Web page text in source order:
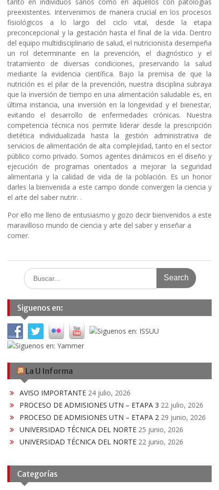
preexistentes. Intervenimos de manera crucial en los procesos
fisiológicos a lo largo del ciclo vital, desde la etapa
preconcepcional y la gestación hasta el final de la vida. Dentro
del equipo multidisciplinario de salud, el nutricionista desempeña
un rol determinante en la prevención, el diagnóstico y el
tratamiento de diversas condiciones, preservando la salud
mediante la evidencia científica. Bajo la premisa de que la
nutrición es el pilar de la prevención, nuestra disciplina subraya
que la inversión de tiempo en una alimentación saludable es, en
última instancia, una inversión en la longevidad y el bienestar,
evitando el desarrollo de enfermedades crónicas. Nuestra
competencia técnica nos permite liderar desde la prescripción
dietética individualizada hasta la gestión administrativa de
servicios de alimentación de alta complejidad, tanto en el sector
público como privado. Somos agentes dinámicos en el diseño y
ejecución de programas orientados a mejorar la seguridad
alimentaria y la calidad de vida de la población. Es un honor
darles la bienvenida a este campo donde convergen la ciencia y
el arte del saber nutrir. .
Por ello me lleno de entusiasmo y gozo decir bienvenidos a este
maravilloso mundo de ciencia y arte del saber y enseñar a
comer.
Search
for:
Siguenos en:
La U Informa
AVISO IMPORTANTE 24 julio, 2026
PROCESO DE ADMISIONES UTN – ETAPA 3 22 julio, 2026
PROCESO DE ADMISIONES UTN – ETAPA 2 29 junio, 2026
UNIVERSIDAD TÉCNICA DEL NORTE 25 junio, 2026
UNIVERSIDAD TÉCNICA DEL NORTE 22 junio, 2026
Categorías